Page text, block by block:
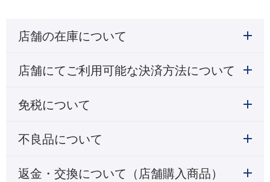
店舗の在庫について
店舗にてご利用可能な決済方法について
免税について
不良品について
返金・交換について（店舗購入商品）